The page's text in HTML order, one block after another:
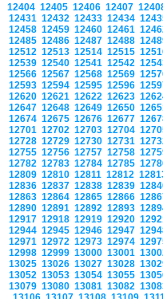
12404 12405 12406 12407
12431 12432 12433 12434
12458 12459 12460 12461
12485 12486 12487 12488
12512 12513 12514 12515
12539 12540 12541 12542
12566 12567 12568 12569
12593 12594 12595 12596
12620 12621 12622 12623
12647 12648 12649 12650
12674 12675 12676 12677
12701 12702 12703 12704
12728 12729 12730 12731
12755 12756 12757 12758
12782 12783 12784 12785
12809 12810 12811 12812
12836 12837 12838 12839
12863 12864 12865 12866
12890 12891 12892 12893
12917 12918 12919 12920
12944 12945 12946 12947
12971 12972 12973 12974
12998 12999 13000 13001
13025 13026 13027 13028
13052 13053 13054 13055
13079 13080 13081 13082